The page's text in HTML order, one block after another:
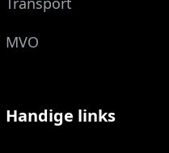
MVO
Handige links